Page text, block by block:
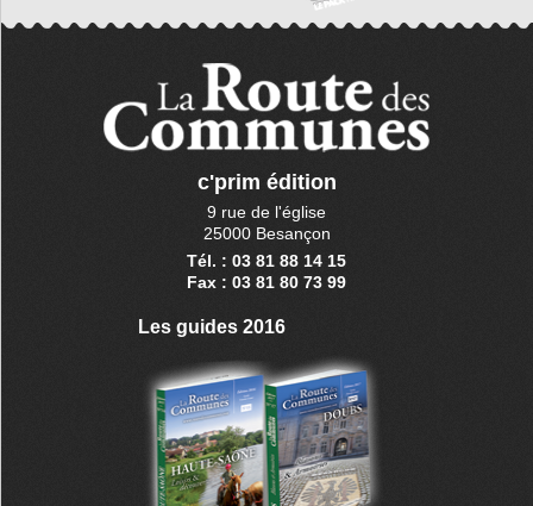
c'prim édition
9 rue de l'église
25000 Besançon
Tél. : 03 81 88 14 15
Fax : 03 81 80 73 99
Les guides 2016